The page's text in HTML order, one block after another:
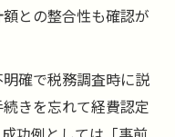
との整合性も確認が
確で税務調査時に説
きを忘れて経費認定